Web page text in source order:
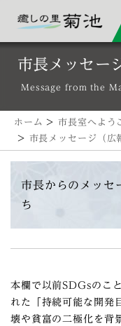
市長メッセー
Message from the
ホーム >市長室へよう
> 市長メッセージ（広
市長からのメッ
ち
本欄で以前SDGsのこ
れた「持続可能な開発
壊や貧富の二極化を背